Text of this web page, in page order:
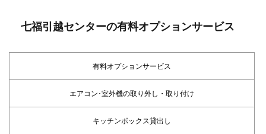
七福引越センターの有料オプションサービス
有料オプションサービス
エアコン･室外機の取り外し・取り付け
キッチンボックス貸出し